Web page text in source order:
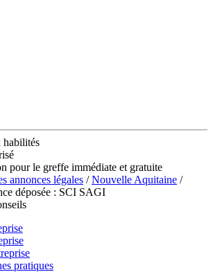
habilités
pour le greffe immédiate et gratuite
annonces légales /Nouvelle Aquitaine /
déposée : SCI SAGI
pratiques